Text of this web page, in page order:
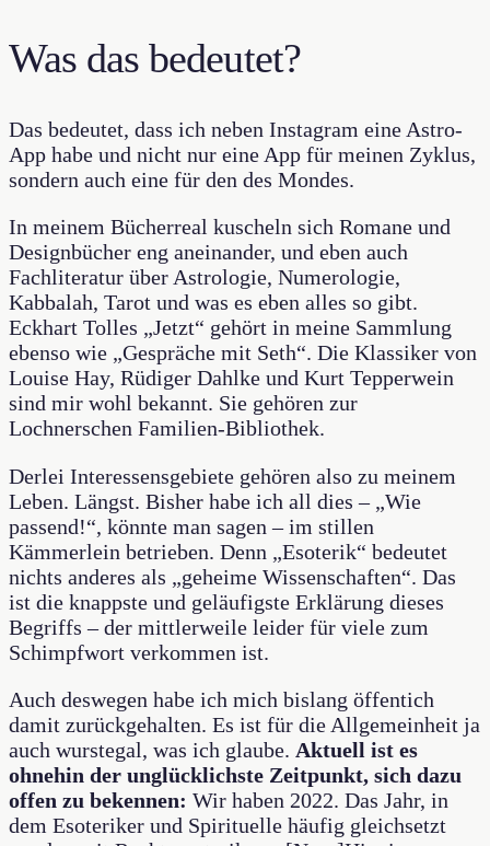
Was das bedeutet?
Das bedeutet, dass ich neben Instagram eine Astro-
App habe und nicht nur eine App für meinen Zyklus,
sondern auch eine für den des Mondes.
In meinem Bücherreal kuscheln sich Romane und
Designbücher eng aneinander, und eben auch
Fachliteratur über Astrologie, Numerologie,
Kabbalah, Tarot und was es eben alles so gibt.
Eckhart Tolles „Jetzt“ gehört in meine Sammlung
ebenso wie „Gespräche mit Seth“. Die Klassiker von
Louise Hay, Rüdiger Dahlke und Kurt Tepperwein
sind mir wohl bekannt. Sie gehören zur
Lochnerschen Familien-Bibliothek.
Derlei Interessensgebiete gehören also zu meinem
Leben. Längst. Bisher habe ich all dies – „Wie
passend!“, könnte man sagen – im stillen
Kämmerlein betrieben. Denn „Esoterik“ bedeutet
nichts anderes als „geheime Wissenschaften“. Das
ist die knappste und geläufigste Erklärung dieses
Begriffs – der mittlerweile leider für viele zum
Schimpfwort verkommen ist.
Auch deswegen habe ich mich bislang öffentich
damit zurückgehalten. Es ist für die Allgemeinheit ja
auch wurstegal, was ich glaube. Aktuell ist es
ohnehin der unglücklichste Zeitpunkt, sich dazu
offen zu bekennen: Wir haben 2022. Das Jahr, in
dem Esoteriker und Spirituelle häufig gleichsetzt